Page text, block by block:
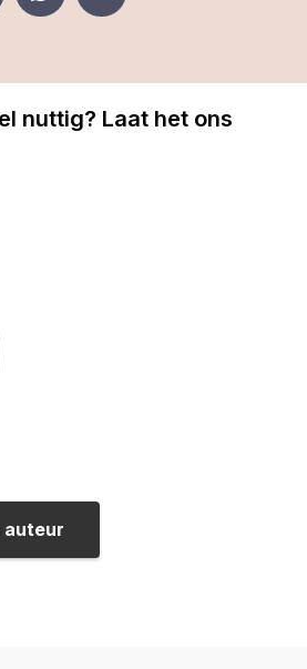
nuttig? Laat het ons
auteur